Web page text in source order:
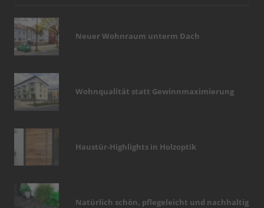
Neuer Wohnraum unterm Dach
Wohnqualität statt Gewinnmaximierung
Haustür-Highlights in Holzoptik
Natürlich schön, pflegeleicht und nachhaltig